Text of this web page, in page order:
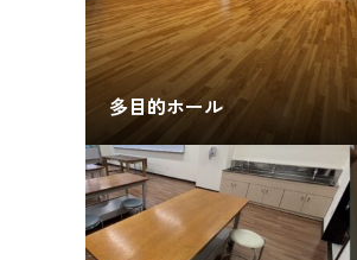
多目的ホール